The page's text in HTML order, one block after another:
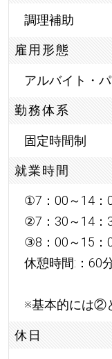
調理補助
雇用形態
アルバイト・
勤務体系
固定時間制
就業時間
①7：00～14：
②7：30～14：
③8：00～15：
休憩時間:：60
※基本的には②
休日